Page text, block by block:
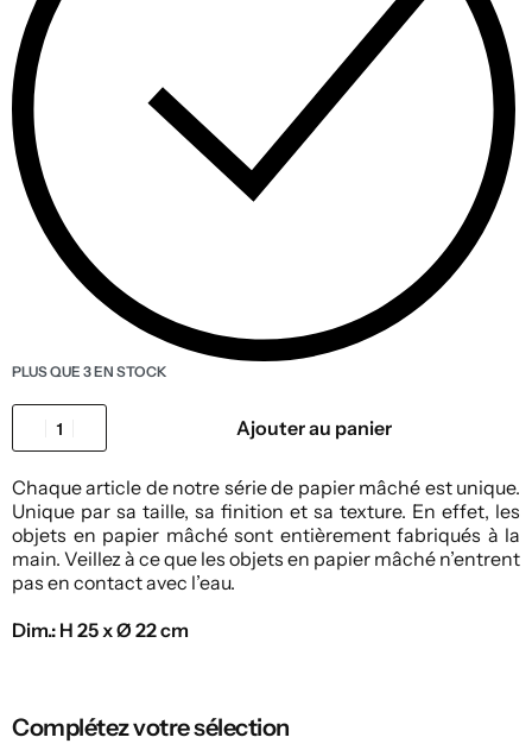
PLUS QUE 3 EN STOCK
Ajouter au panier
Chaque article de notre série de papier mâché est unique.
Unique par sa taille, sa finition et sa texture. En effet, les
objets en papier mâché sont entièrement fabriqués à la
main. Veillez à ce que les objets en papier mâché n’entrent
pas en contact avec l’eau.
Dim.: H 25 x Ø 22 cm
Complétez votre sélection